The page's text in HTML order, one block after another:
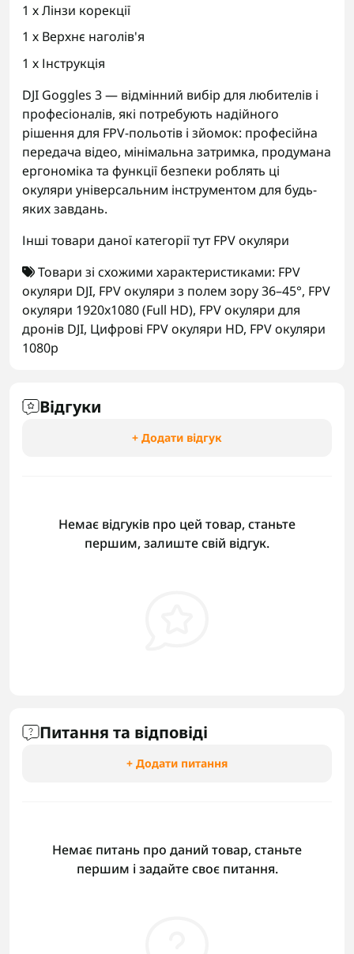
1 х Лінзи корекції
1 х Верхнє наголів'я
1 х Інструкція
DJI Goggles 3 — відмінний вибір для любителів і
професіоналів, які потребують надійного
рішення для FPV-польотів і зйомок: професійна
передача відео, мінімальна затримка, продумана
ергономіка та функції безпеки роблять ці
окуляри універсальним інструментом для будь-
яких завдань.
Інші товари даної категорії тутFPV окуляри
Товари зі схожими характеристиками: FPV
окуляри DJI, FPV окуляри з полем зору 36–45°, FPV
окуляри 1920x1080 (Full HD), FPV окуляри для
дронів DJI, Цифрові FPV окуляри HD, FPV окуляри
1080p
Відгуки
+ Додати відгук
Немає відгуків про цей товар, станьте
першим, залиште свій відгук.
Питання та відповіді
+ Додати питання
Немає питань про даний товар, станьте
першим і задайте своє питання.